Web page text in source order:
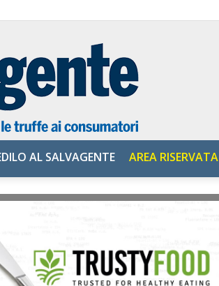
AL SALVAGENTE AREA RISERVATA